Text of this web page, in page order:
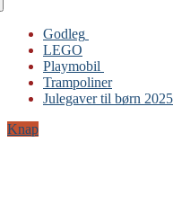
Godleg
Gabby’s
Playmobil
Trampoliner
LEGO
LEGO
Playmobil
Trampoliner
Julegaver til børn 2025
Knap